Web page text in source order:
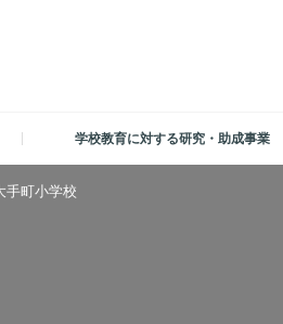
学校教育に対する研究・助成事業
手町小学校